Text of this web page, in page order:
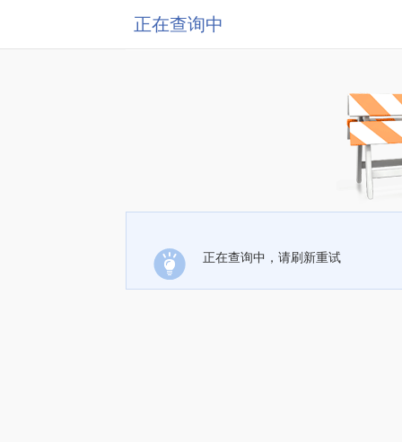
正在查询中
正在查询中，请刷新重试